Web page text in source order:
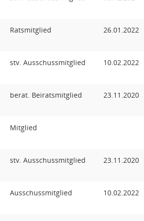
Ratsmitglied 26.01.2022
stv. Ausschussmitglied 10.02.2022
berat. Beiratsmitglied 23.11.2020
Mitglied
stv. Ausschussmitglied 23.11.2020
Ausschussmitglied 10.02.2022